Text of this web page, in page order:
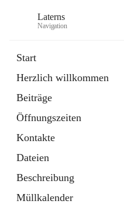
Laterns
Navigation
Start
Herzlich willkommen
Beiträge
Öffnungszeiten
Kontakte
Dateien
Beschreibung
Müllkalender
11 Schnellzugriffe
Soziales
1 Schnellzugriff